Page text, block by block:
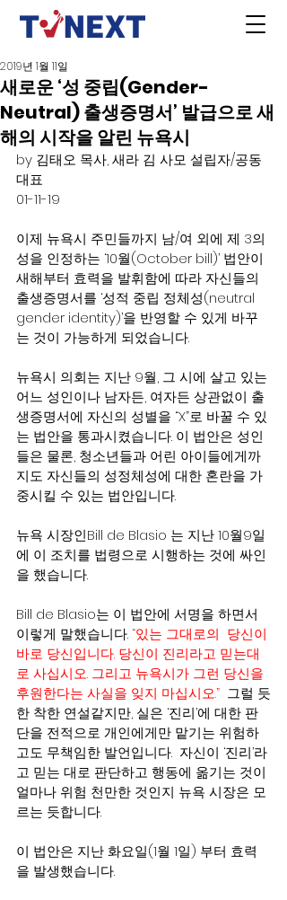
새로운 ‘성 중립(Gender-
Neutral) 출생증명서’ 발급으로 새
해의 시작을 알린 뉴욕시
2019년 1월 11일
by 김태오 목사, 새라 김 사모 설립자/공동
대표
01-11-19
이제 뉴욕시 주민들까지 남/여 외에 제 3의
성을 인정하는 ‘10월(October bill)’ 법안이
새해부터 효력을 발휘함에 따라 자신들의
출생증명서를 ‘성적 중립 정체성(neutral
gender identity)’을 반영할 수 있게 바꾸
는 것이 가능하게 되었습니다.
뉴욕시 의회는 지난 9월, 그 시에 살고 있는
어느 성인이나 남자든, 여자든 상관없이 출
생증명서에 자신의 성별을 “X”로 바꿀 수 있
는 법안을 통과시켰습니다. 이 법안은 성인
들은 물론, 청소년들과 어린 아이들에게까
지도 자신들의 성정체성에 대한 혼란을 가
중시킬 수 있는 법안입니다.
뉴욕 시장인Bill de Blasio 는 지난 10월9일
에 이 조치를 법령으로 시행하는 것에 싸인
을 했습니다.
Bill de Blasio는 이 법안에 서명을 하면서
이렇게 말했습니다. “있는 그대로의  당신이
바로 당신입니다. 당신이 진리라고 믿는대
로 사십시오. 그리고 뉴욕시가 그런 당신을
후원한다는 사실을 잊지 마십시오.” 그럴 듯
한 착한 연설같지만, 실은 ‘진리’에 대한 판
단을 전적으로 개인에게만 맡기는 위험하
고도 무책임한 발언입니다.  자신이 ‘진리’라
고 믿는 대로 판단하고 행동에 옮기는 것이
얼마나 위험 천만한 것인지 뉴욕 시장은 모
르는 듯합니다.
이 법안은 지난 화요일(1월 1일) 부터 효력
을 발생했습니다.